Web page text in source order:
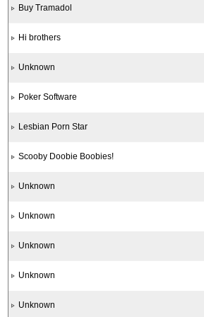
Buy Tramadol
Hi brothers
Unknown
Poker Software
Lesbian Porn Star
Scooby Doobie Boobies!
Unknown
Unknown
Unknown
Unknown
Unknown